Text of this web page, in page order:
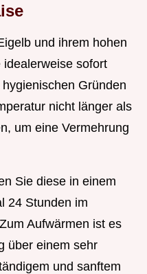
und ihrem hohen
sofort
Gründen
nicht länger als
um eine Vermehrung
Sie diese in einem
24 Stunden im
Aufwärmen ist es
über einem sehr
und sanftem